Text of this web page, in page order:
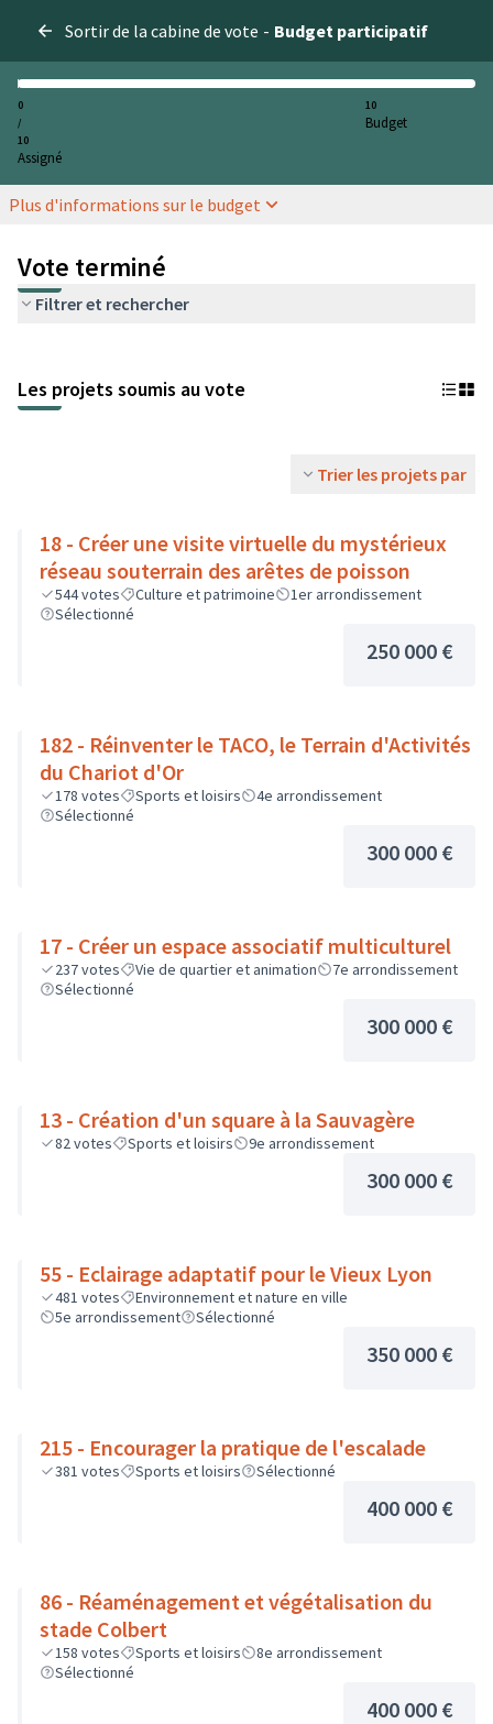
Sortir de la cabine de vote - Budget participatif
0
/
10
Assigné
10
Budget
Plus d'informations sur le budget
Vote terminé
Filtrer et rechercher
Les projets soumis au vote
Trier les projets par
18 - Créer une visite virtuelle du mystérieux
réseau souterrain des arêtes de poisson
544votes Culture et patrimoine
1er arrondissement
Sélectionné
250 000 €
182 - Réinventer le TACO, le Terrain d'Activités
du Chariot d'Or
178 votes Sports et loisirs
4e arrondissement
Sélectionné
300 000 €
17 - Créer un espace associatif multiculturel
237votes Vie de quartier et animation
7e arrondissement
Sélectionné
300 000 €
13 - Création d'un square à la Sauvagère
82votes Sports et loisirs 9e arrondissement
300 000 €
55 - Eclairage adaptatif pour le Vieux Lyon
481 votes
Environnement et nature en ville
5e arrondissement
Sélectionné
350 000 €
215 - Encourager la pratique de l'escalade
381 votes Sports et loisirs Sélectionné
400 000 €
86 - Réaménagement et végétalisation du
stade Colbert
158 votes Sports et loisirs
8e arrondissement
Sélectionné
400 000 €